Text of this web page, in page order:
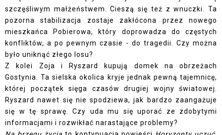
szczęśliwym małżeństwem. Cieszą się też z wnuczki. Ta
pozorna stabilizacja zostaje zakłócona przez nowego
mieszkańca Pobierowa, który doprowadza do częstych
konfliktów, a po pewnym czasie - do tragedii. Czy można
było uniknąć złego losu?
Z kolei Zoja i Ryszard kupują domek na obrzeżach
Gostynia. Ta sielska okolica kryje jednak pewną tajemnicę,
której początek sięga czasów drugiej wojny światowej.
Ryszard nawet się nie spodziewa, jak bardzo zaangażuje
się w tę sprawę. Czy uda mu się uporać ze zdobytymi
informacjami i rozwikłać narastające problemy?